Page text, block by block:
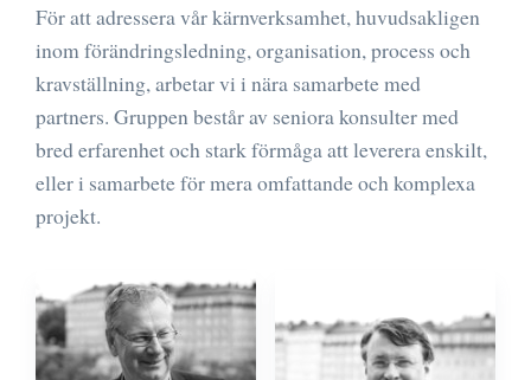
För att adressera vår kärnverksamhet, huvudsakligen
inom förändringsledning, organisation, process och
kravställning, arbetar vi i nära samarbete med
partners. Gruppen består av seniora konsulter med
bred erfarenhet och stark förmåga att leverera enskilt,
eller i samarbete för mera omfattande och komplexa
projekt.
Strategi- och
affärsutveckling
Project/program
management